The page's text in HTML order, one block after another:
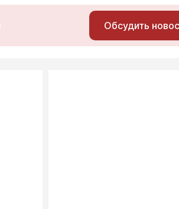
Обсудить